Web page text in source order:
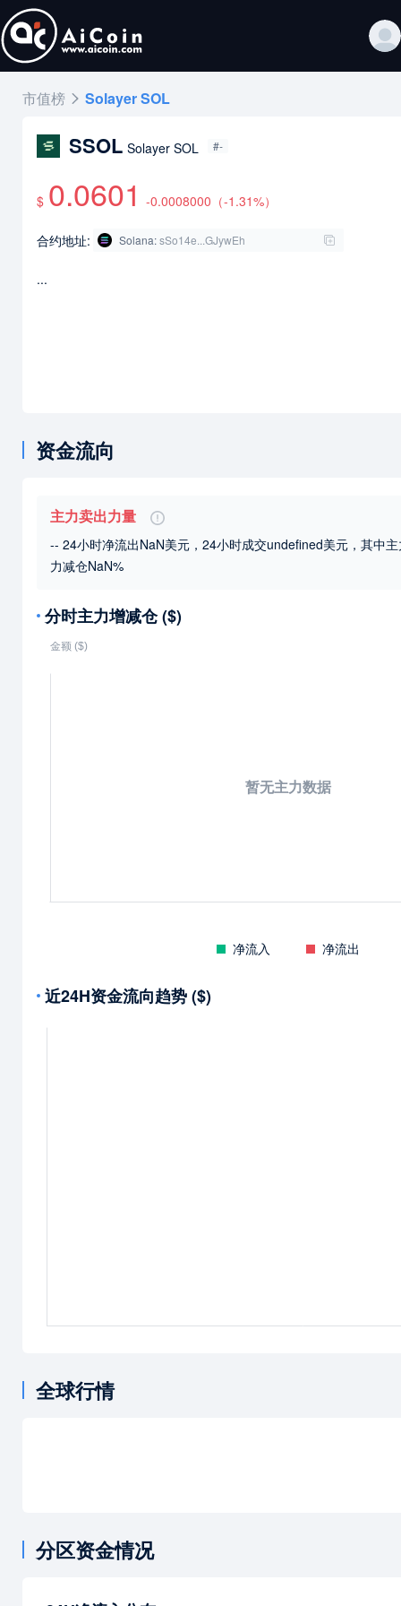
市值榜 Solayer SOL
SSOL Solayer SOL #-
$ 0.0601 -0.0008000 （-1.31%）
合约地址: Solana:sSo14e...GJywEh
...
资金流向
主力卖出力量
-- 24小时净流出NaN美元，24小时成交undefined美元 ，其中
力减仓NaN%
分时主力增减仓 ($)
净流入 净流出
暂无主力数据
近24H资金流向趋势 ($)
全球行情
分区资金情况